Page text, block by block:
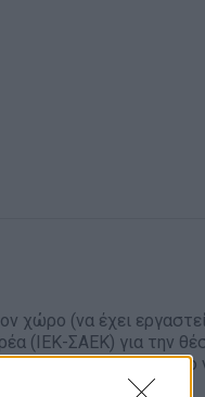
χώρο (να έχει
(ΙΕΚ-ΣΑΕΚ) για την
περιβάλλον, με στόχο
της και όχι μόνο.